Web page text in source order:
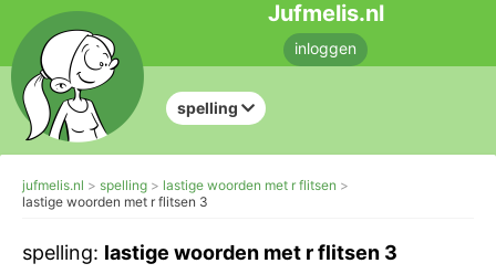
Jufmelis.nl
inloggen
spelling
jufmelis.nl spelling
lastige woorden met r flitsen
lastige woorden met r flitsen 3
spelling: lastige woorden met r flitsen 3